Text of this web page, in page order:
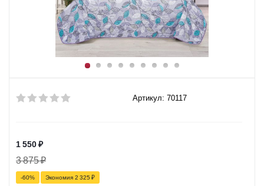
Артикул: 70117
1 550₽
3 875₽
-60% Экономия 2 325 ₽